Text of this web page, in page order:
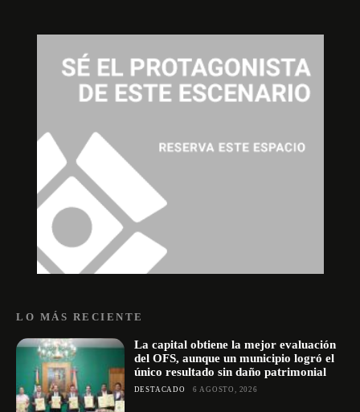
LO MÁS RECIENTE
La capital obtiene la mejor evaluación
del OFS, aunque un municipio logró el
único resultado sin daño patrimonial
DESTACADO 6 AGOSTO, 2026